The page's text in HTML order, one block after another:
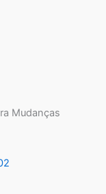
Mudanças